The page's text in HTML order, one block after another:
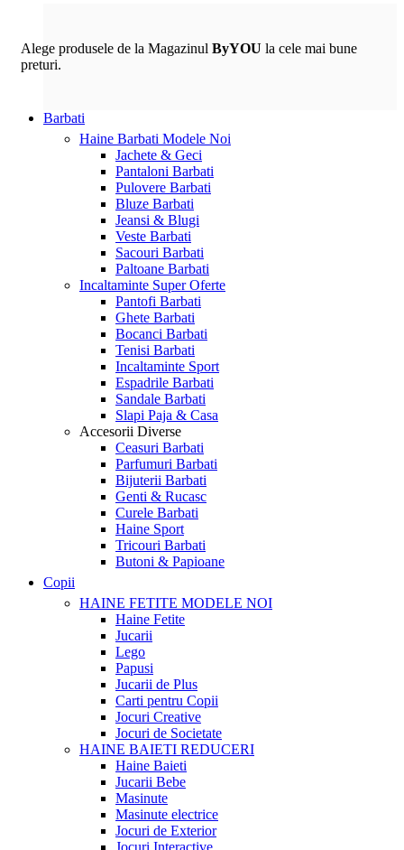
Alege produsele de la Magazinul ByYOU la cele mai bune
preturi.
Barbati
Haine Barbati Modele Noi
Jachete & Geci
Pantaloni Barbati
Pulovere Barbati
Bluze Barbati
Jeansi & Blugi
Veste Barbati
Sacouri Barbati
Paltoane Barbati
Incaltaminte Super Oferte
Pantofi Barbati
Ghete Barbati
Bocanci Barbati
Tenisi Barbati
Incaltaminte Sport
Espadrile Barbati
Sandale Barbati
Slapi Paja & Casa
Accesorii Diverse
Ceasuri Barbati
Parfumuri Barbati
Bijuterii Barbati
Genti & Rucasc
Curele Barbati
Haine Sport
Tricouri Barbati
Butoni & Papioane
Copii
HAINE FETITE MODELE NOI
Haine Fetite
Jucarii
Lego
Papusi
Jucarii de Plus
Carti pentru Copii
Jocuri Creative
Jocuri de Societate
HAINE BAIETI REDUCERI
Haine Baieti
Jucarii Bebe
Masinute
Masinute electrice
Jocuri de Exterior
Jocuri Interactive